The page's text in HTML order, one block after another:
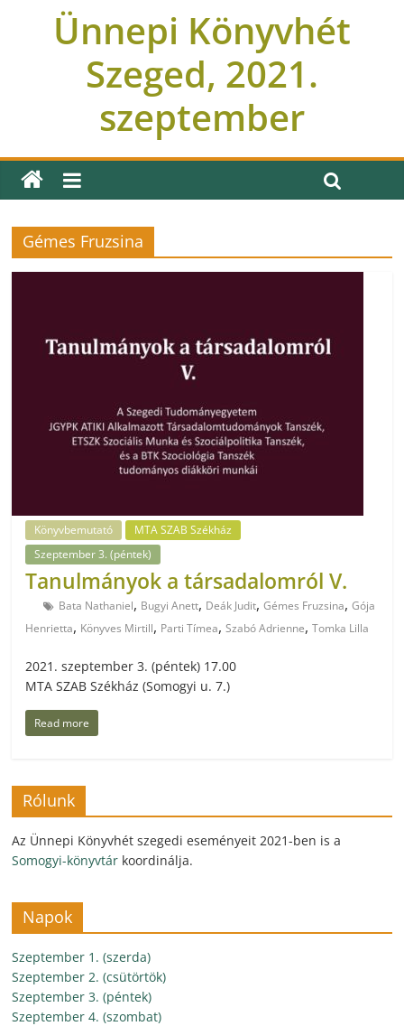
Ünnepi Könyvhét
Szeged, 2021.
szeptember
Gémes Fruzsina
Könyvbemutató
MTA SZAB Székház
Szeptember 3. (péntek)
Tanulmányok a társadalomról V.
Bata Nathaniel, Bugyi Anett, Deák Judit,Gémes Fruzsina,Gója
Henrietta, Könyves Mirtill, Parti Tímea,Szabó Adrienne,Tomka Lilla
2021. szeptember 3. (péntek) 17.00
MTA SZAB Székház (Somogyi u. 7.)
Read more
Rólunk
Az Ünnepi Könyvhét szegedi eseményeit 2021-ben is a
Somogyi-könyvtár koordinálja.
Napok
Szeptember 1. (szerda)
Szeptember 2. (csütörtök)
Szeptember 3. (péntek)
Szeptember 4. (szombat)